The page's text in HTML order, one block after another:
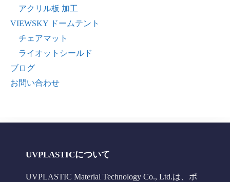
アクリル板 加工
VIEWSKY ドームテント
チェアマット
ライオットシールド
ブログ
お問い合わせ
UVPLASTICについて
UVPLASTIC Material Technology Co., Ltd.は、ポ